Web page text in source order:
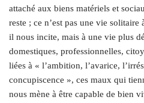
attaché aux biens matériels et
reste ; ce n’est pas une vie
il nous incite, mais à une vie plus
domestiques, professionnelles,
liées à « l’ambition, l’avarice,
concupiscence », ces maux qui
nous mène à être capable de bien